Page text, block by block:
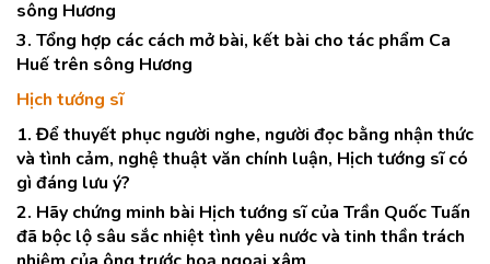
sông Hương
3. Tổng hợp các cách mở bài, kết bài cho tác phẩm Ca
Huế trên sông Hương
Hịch tướng sĩ
1. Để thuyết phục người nghe, người đọc bằng nhận thức
và tình cảm, nghệ thuật văn chính luận, Hịch tướng sĩ có
gì đáng lưu ý?
2. Hãy chứng minh bài Hịch tướng sĩ của Trần Quốc Tuấn
đã bộc lộ sâu sắc nhiệt tình yêu nước và tinh thần trách